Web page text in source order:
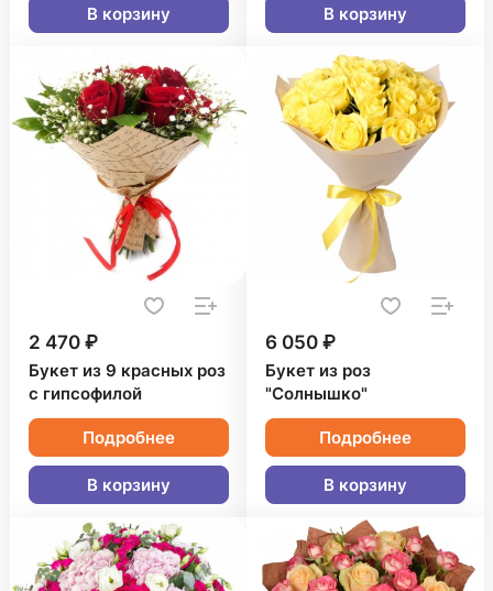
В корзину В корзину
2 470 ₽
Букет из 9 красных роз
с гипсофилой
Подробнее
В корзину
6 050 ₽
Букет из роз
"Солнышко"
Подробнее
В корзину